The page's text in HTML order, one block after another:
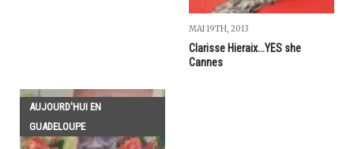
MAI 19TH, 2013
Clarisse Hieraix...YES she
Cannes
AUJOURD'HUI EN
GUADELOUPE